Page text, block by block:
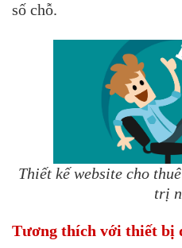
số chỗ.
Thiết kế website cho
trị
Tương thích với thiết bị